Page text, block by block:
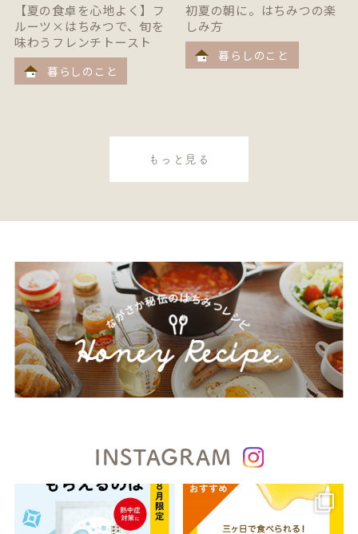
【夏の食卓を心地よく】フ
ルーツ×はちみつで、旬を
味わうフレンチトースト
暮らしのこと
初夏の朝に。はちみつの楽
しみ方
暮らしのこと
もっと見る
INSTAGRAM